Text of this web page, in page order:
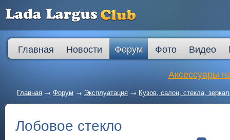
Главная Новости Форум Фото Видео
Аксессуары
Главная → Форум → Эксплуатация → Кузов, салон, стекла,
Лобовое стекло